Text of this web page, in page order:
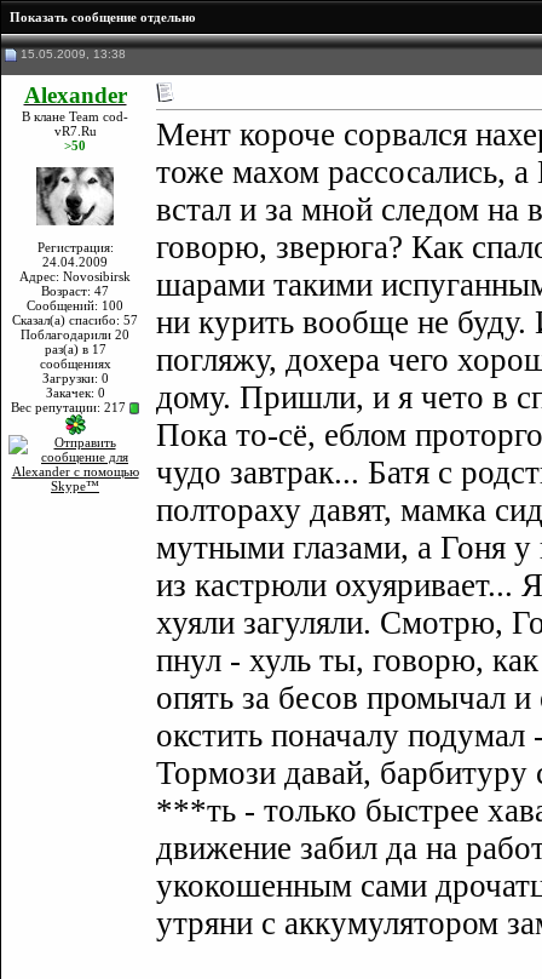
Показать сообщение отдельно
15.05.2009, 13:38
Alexander
В клане Team cod-
vR7.Ru
>50
Регистрация:
24.04.2009
Адрес: Novosibirsk
Возраст: 47
Сообщений: 100
Сказал(а) спасибо: 57
Поблагодарили 20
раз(а) в 17
сообщениях
Загрузки: 0
Закачек: 0
Вес репутации: 217
Мент короче сорвался
тоже махом рассосались,
встал и за мной следом на
говорю, зверюга? Как
шарами такими
ни курить вообще не
погляжу, дохера чего
дому. Пришли, и я чето в
Пока то-сё, еблом
чудо завтрак... Батя с
полтораху давят, мамка
мутными глазами, а Гоня
из кастрюли охуяривает...
хуяли загуляли. Смотрю,
пнул - хуль ты, говорю,
опять за бесов промычал
окстить поначалу
Тормози давай,
***ть - только быстрее
движение забил да на
укокошенным сами
утряни с аккумулятором